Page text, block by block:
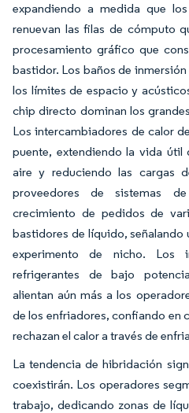
expandiendo a medida que
renuevan las filas de cómputo
procesamiento gráfico que
bastidor. Los baños de
los límites de espacio y
chip directo dominan los
Los intercambiadores de calor
puente, extendiendo la vida útil
aire y reduciendo las cargas
proveedores de sistemas
crecimiento de pedidos de
bastidores de líquido, señalando
experimento de nicho. Los
refrigerantes de bajo
alientan aún más a los
de los enfriadores, confiando en
rechazan el calor a través de
La tendencia de hibridación
coexistirán. Los operadores
trabajo, dedicando zonas de